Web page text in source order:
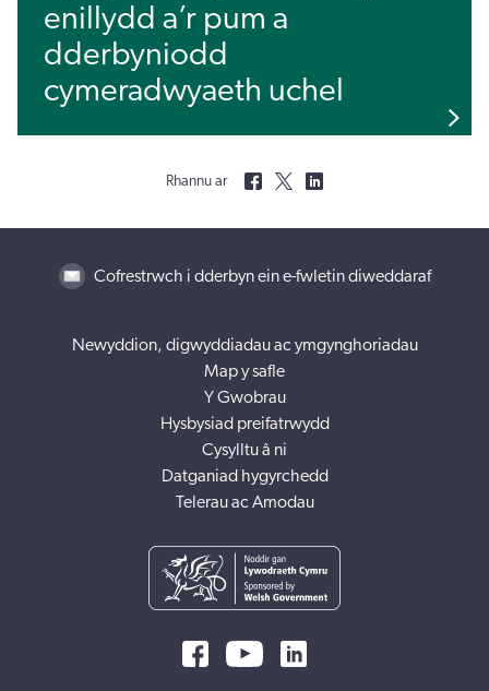
enillydd a’r pum a
dderbyniodd
cymeradwyaeth uchel
Rhannu ar
Cofrestrwch i dderbyn ein e-fwletin diweddaraf
Newyddion, digwyddiadau ac ymgynghoriadau
Map y safle
Y Gwobrau
Hysbysiad preifatrwydd
Cysylltu â ni
Datganiad hygyrchedd
Telerau ac Amodau